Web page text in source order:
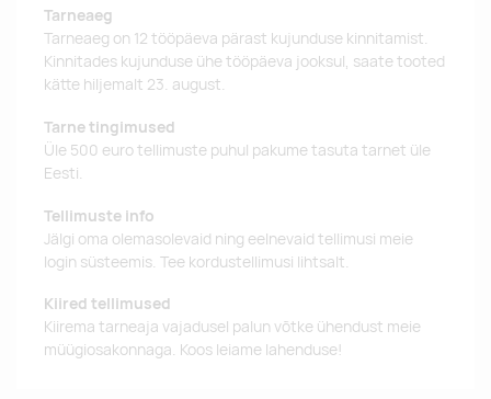
Tarneaeg
Tarneaeg on 12 tööpäeva pärast kujunduse kinnitamist.
Kinnitades kujunduse ühe tööpäeva jooksul, saate tooted
kätte hiljemalt 23. august.
Tarne tingimused
Üle 500 euro tellimuste puhul pakume tasuta tarnet üle
Eesti.
Tellimuste info
Jälgi oma olemasolevaid ning eelnevaid tellimusi meie
login süsteemis. Tee kordustellimusi lihtsalt.
Kiired tellimused
Kiirema tarneaja vajadusel palun võtke ühendust meie
müügiosakonnaga. Koos leiame lahenduse!